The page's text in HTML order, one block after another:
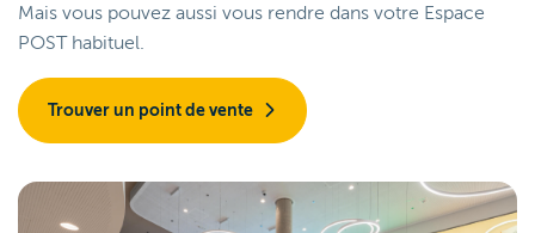
Mais vous pouvez aussi vous rendre dans votre Espace
POST habituel.
Trouver un point de vente